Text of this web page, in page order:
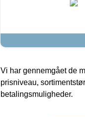
Vi har gennemgået de
prisniveau,
betalingsmuligheder.